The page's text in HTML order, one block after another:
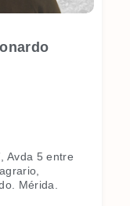
Avda 5 entre
Mérida.